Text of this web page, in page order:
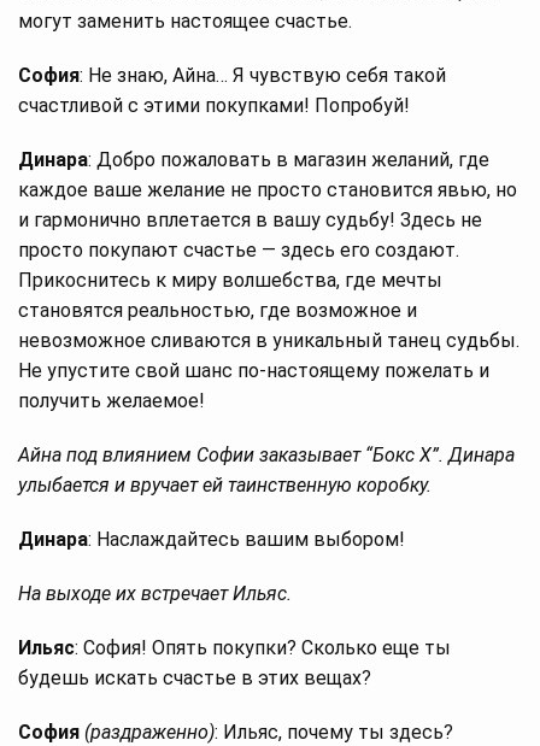
могут заменить настоящее счастье.
София: Не знаю, Айна… Я чувствую себя такой
счастливой с этими покупками! Попробуй!
Динара: Добро пожаловать в магазин желаний, где
каждое ваше желание не просто становится явью, но
и гармонично вплетается в вашу судьбу! Здесь не
просто покупают счастье — здесь его создают.
Прикоснитесь к миру волшебства, где мечты
становятся реальностью, где возможное и
невозможное сливаются в уникальный танец судьбы.
Не упустите свой шанс по-настоящему пожелать и
получить желаемое!
Айна под влиянием Софии заказывает “Бокс X”. Динара
улыбается и вручает ей таинственную коробку.
Динара: Наслаждайтесь вашим выбором!
На выходе их встречает Ильяс.
Ильяс: София! Опять покупки? Сколько еще ты
будешь искать счастье в этих вещах?
София (раздраженно): Ильяс, почему ты здесь?